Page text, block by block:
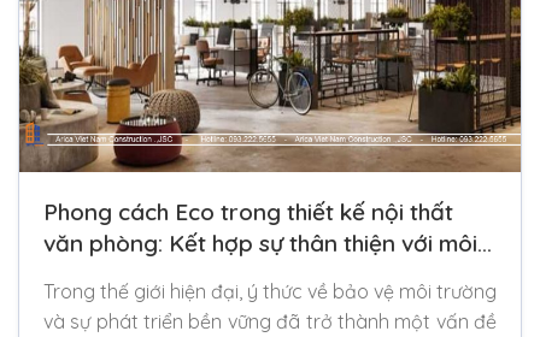
Phong cách Eco trong thiết kế nội thất
văn phòng: Kết hợp sự thân thiện với môi
Trong thế giới hiện đại, ý thức về bảo vệ môi trường
và sự phát triển bền vững đã trở thành một vấn đề